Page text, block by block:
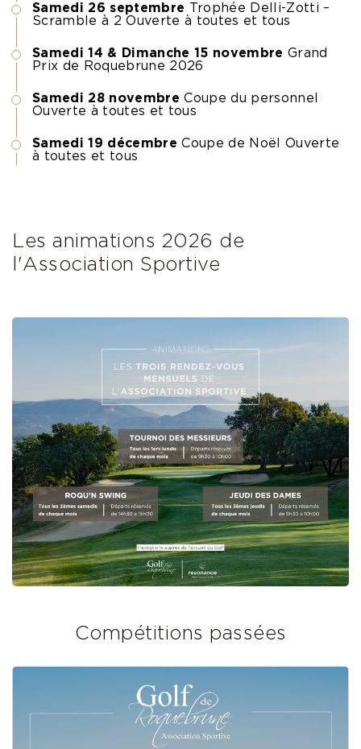
Samedi 26 septembre Trophée Delli-Zotti –
Scramble à 2 Ouverte à toutes et tous
Samedi 14 & Dimanche 15 novembre Grand
Prix de Roquebrune 2026
Samedi 28 novembre Coupe du personnel
Ouverte à toutes et tous
Samedi 19 décembre Coupe de Noël Ouverte
à toutes et tous
Les animations 2026 de
l'Association Sportive
Compétitions passées